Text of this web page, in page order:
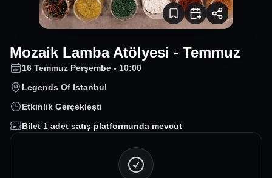
Mozaik Lamba Atölyesi - Temmuz
16 Temmuz Perşembe - 10:00
Legends Of Istanbul
Etkinlik Gerçekleşti
Bilet 1 adet satış platformunda mevcut